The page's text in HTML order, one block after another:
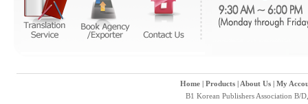
Home| Products| About Us| My
B1 Korean Publishers Association B/